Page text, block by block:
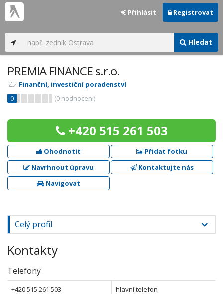
Hledat
Přihlásit Registrovat
PREMIA FINANCE s.r.o.
Finanční, investiční poradenství
0
(0 hodnocení)
+420 515 261 503
Ohodnotit
Přidat fotku
Navrhnout úpravu
Kontaktujte nás
Navigovat
Celý profil
Kontakty
Telefony
+420 515 261 503
hlavní telefon